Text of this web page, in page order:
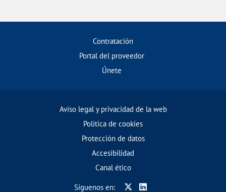
Contratación
Portal del proveedor
Únete
Aviso legal y privacidad de la web
Política de cookies
Protección de datos
Accesibilidad
Canal ético
Síguenos en: